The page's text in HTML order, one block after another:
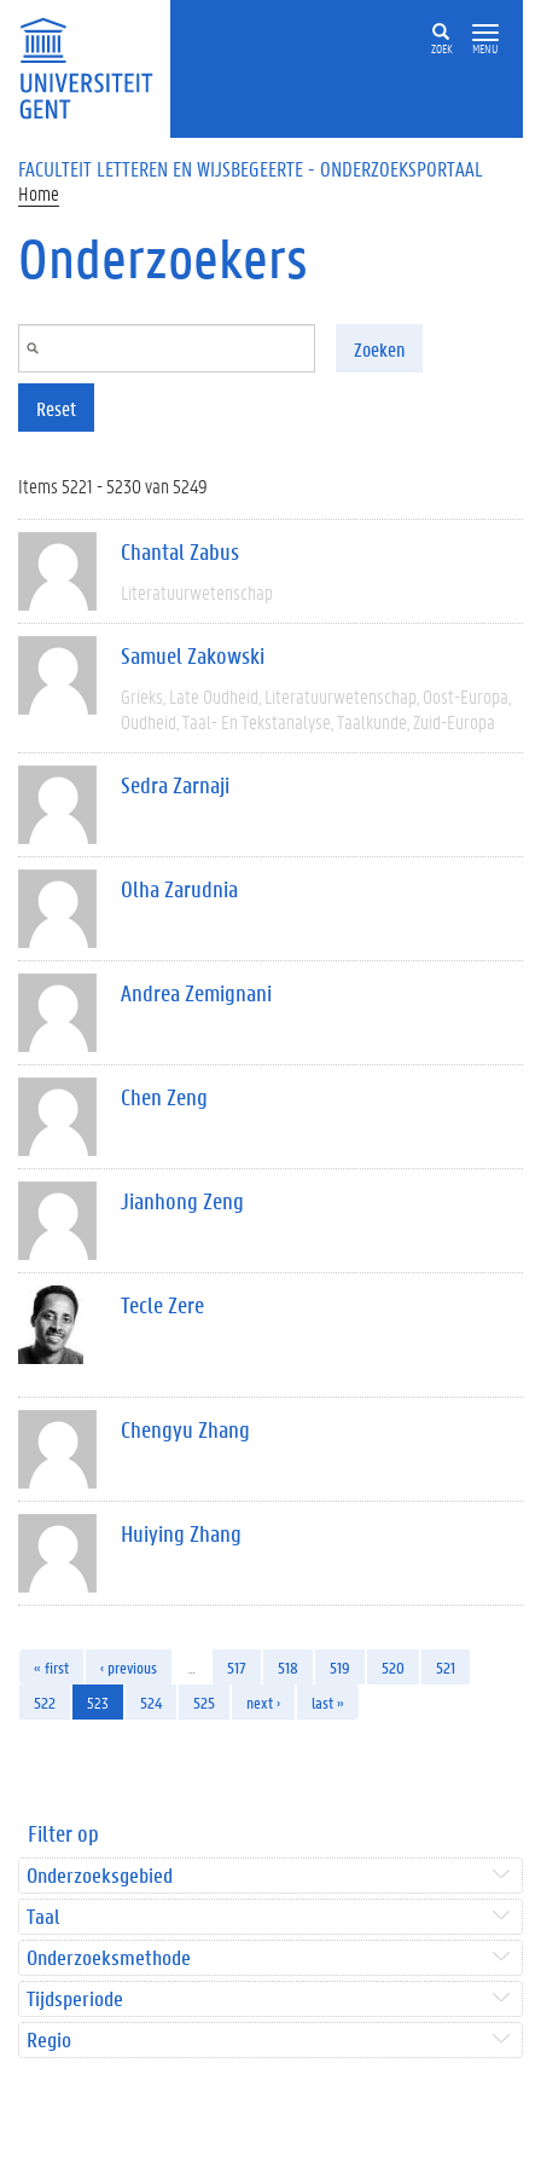
Overslaan en naar de inhoud gaan
ZOEK MENU
FACULTEIT LETTEREN EN WIJSBEGEERTE - ONDERZOEKSPORTAAL
Home
Onderzoekers
Zoeken
Reset
Items 5221 - 5230 van 5249
Chantal Zabus
Literatuurwetenschap
Samuel Zakowski
Grieks Late Oudheid Literatuurwetenschap Oost-Europa
Oudheid Taal- En Tekstanalyse Taalkunde Zuid-Europa
Sedra Zarnaji
Olha Zarudnia
Andrea Zemignani
Chen Zeng
Jianhong Zeng
Tecle Zere
Chengyu Zhang
Huiying Zhang
« first ‹ previous 517 518 519 520
521
522
523 524 525 next › last »
Filter op
Onderzoeksgebied
Taal
Onderzoeksmethode
Tijdsperiode
Regio